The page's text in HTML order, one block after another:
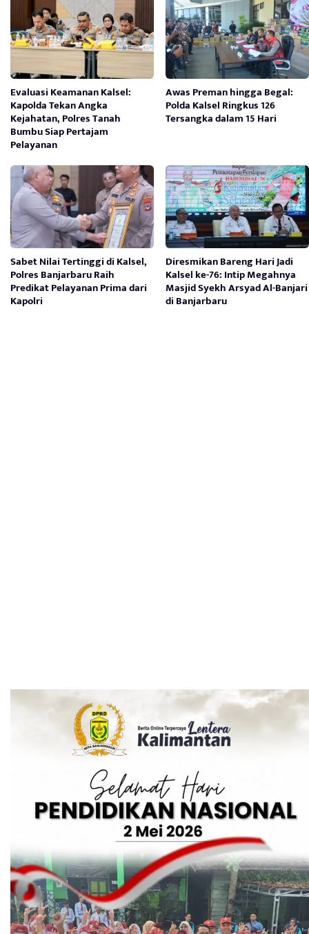
Evaluasi Keamanan Kalsel:
Kapolda Tekan Angka
Kejahatan, Polres Tanah
Bumbu Siap Pertajam
Pelayanan
Awas Preman hingga Begal:
Polda Kalsel Ringkus 126
Tersangka dalam 15 Hari
Sabet Nilai Tertinggi di Kalsel,
Polres Banjarbaru Raih
Predikat Pelayanan Prima dari
Kapolri
Diresmikan Bareng Hari Jadi
Kalsel ke-76: Intip Megahnya
Masjid Syekh Arsyad Al-Banjari
di Banjarbaru